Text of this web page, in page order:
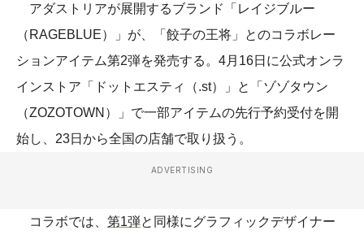
アダストリアが展開するブランド「レイジブルー
（RAGEBLUE）」が、「餃子の王将」とのコラボレー
ションアイテム第2弾を発売する。4月16日に公式オンラ
インストア「ドットエスティ（.st）」と「ゾゾタウン
（ZOZOTOWN）」で一部アイテムの先行予約受付を開
始し、23日から全国の店舗で取り扱う。
ADVERTISING
コラボでは、 第1弾と同様にグラフィックデザイナー